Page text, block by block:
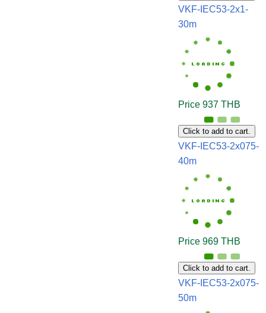
VKF-IEC53-2x1-
30m
Price 937 THB
Click to add to cart.
VKF-IEC53-2x075-
40m
Price 969 THB
Click to add to cart.
VKF-IEC53-2x075-
50m